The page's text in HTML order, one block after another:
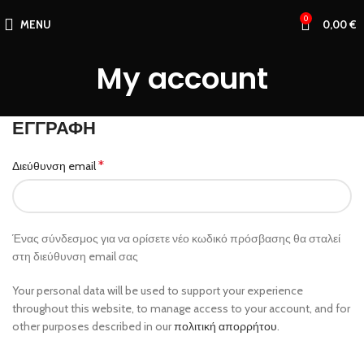
MENU 0 0,00€
My account
ΕΓΓΡΑΦΉ
Διεύθυνση email*
Ένας σύνδεσμος για να ορίσετε νέο κωδικό πρόσβασης θα σταλεί
στη διεύθυνση email σας
Your personal data will be used to support your experience
throughout this website, to manage access to your account, and for
other purposes described in ourπολιτική απορρήτου.